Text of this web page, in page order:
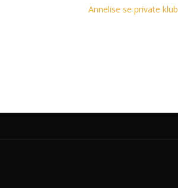
Annelise se private klub